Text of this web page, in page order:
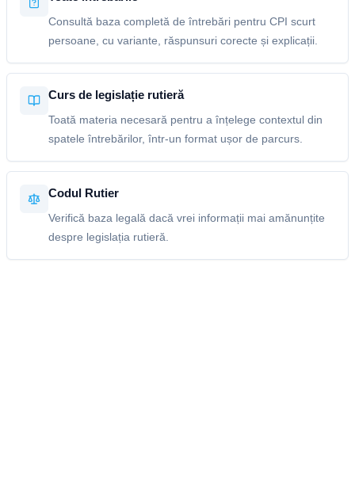
Consultă baza completă de întrebări pentru CPI scurt
persoane, cu variante, răspunsuri corecte și explicații.
Curs de legislație rutieră
Toată materia necesară pentru a înțelege contextul din
spatele întrebărilor, într-un format ușor de parcurs.
Codul Rutier
Verifică baza legală dacă vrei informații mai amănunțite
despre legislația rutieră.